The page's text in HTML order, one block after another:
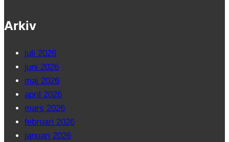
Arkiv
juli 2026
juni 2026
maj 2026
april 2026
mars 2026
februari 2026
januari 2026